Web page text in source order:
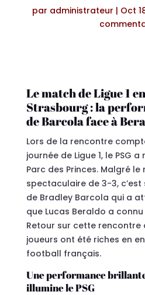
par administrateur | Oct
Le match de Ligue 1
Strasbourg : la
de Barcola face à
Lors de la rencontre
journée de Ligue 1, le PSG
Parc des Princes. Malgré le
spectaculaire de 3-3,
de Bradley Barcola qui a
que Lucas Beraldo a
Retour sur cette rencontre
joueurs ont été riches en
football français.
Une performance
illumine le PSG